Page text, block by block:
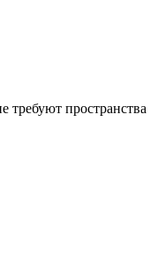
пространства